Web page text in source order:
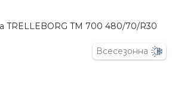
Всесезонна